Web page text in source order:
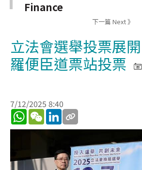
Finance
下一篇 Next 》
立法會選舉投票展
羅便臣道票站投票
7/12/2025 8:40
WhatsApp
WeChatLinkedIn